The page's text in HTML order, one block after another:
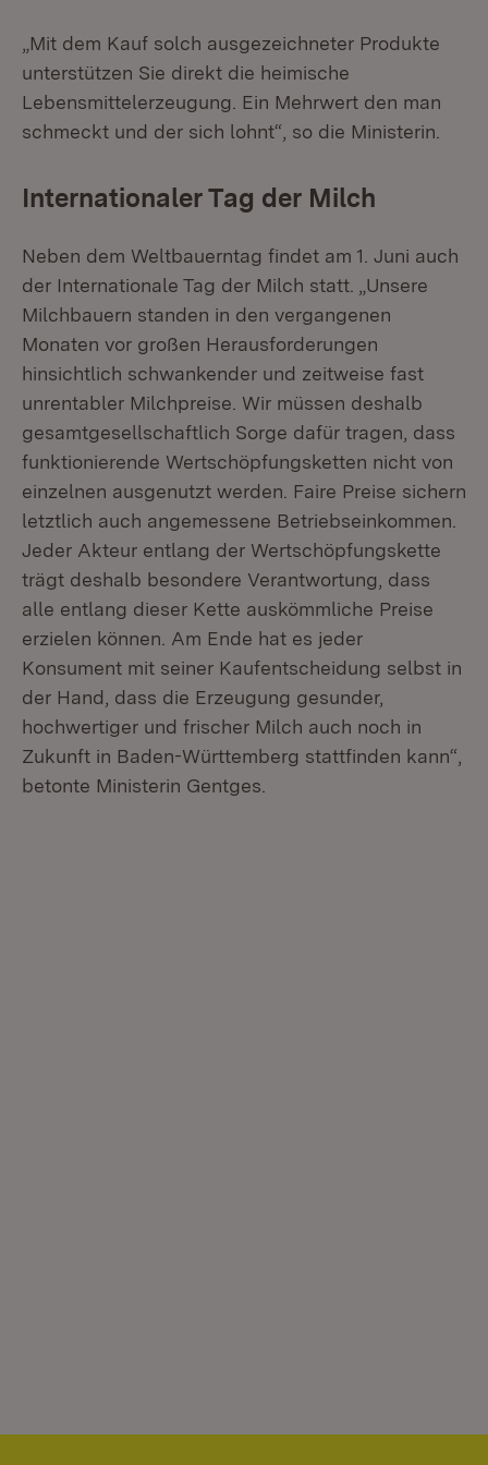
„Mit dem Kauf solch ausgezeichneter Produkte
unterstützen Sie direkt die heimische
Lebensmittelerzeugung. Ein Mehrwert den man
schmeckt und der sich lohnt“, so die Ministerin.
Internationaler Tag der Milch
Neben dem Weltbauerntag findet am 1. Juni auch
der Internationale Tag der Milch statt. „Unsere
Milchbauern standen in den vergangenen
Monaten vor großen Herausforderungen
hinsichtlich schwankender und zeitweise fast
unrentabler Milchpreise. Wir müssen deshalb
gesamtgesellschaftlich Sorge dafür tragen, dass
funktionierende Wertschöpfungsketten nicht von
einzelnen ausgenutzt werden. Faire Preise sichern
letztlich auch angemessene Betriebseinkommen.
Jeder Akteur entlang der Wertschöpfungskette
trägt deshalb besondere Verantwortung, dass
alle entlang dieser Kette auskömmliche Preise
erzielen können. Am Ende hat es jeder
Konsument mit seiner Kaufentscheidung selbst in
der Hand, dass die Erzeugung gesunder,
hochwertiger und frischer Milch auch noch in
Zukunft in Baden-Württemberg stattfinden kann“,
betonte Ministerin Gentges.